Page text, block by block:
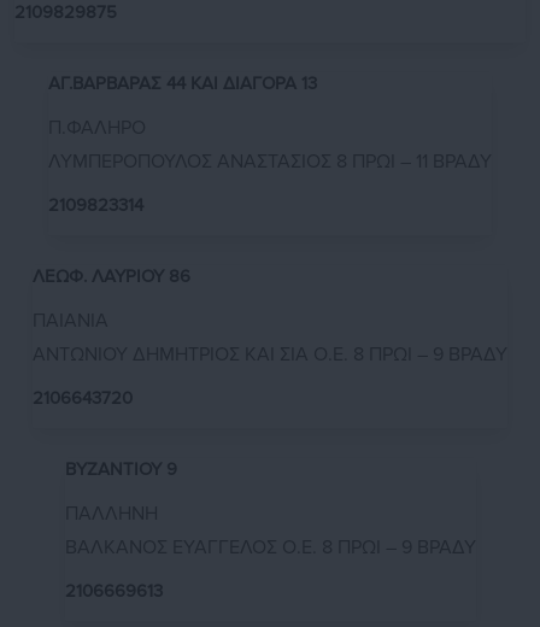
2109829875
ΑΓ.ΒΑΡΒΑΡΑΣ 44 ΚΑΙ ΔΙΑΓΟΡΑ 13
2109823314
ΛΕΩΦ. ΛΑΥΡΙΟΥ 86
2106643720
ΒΥΖΑΝΤΙΟΥ 9
2106669613